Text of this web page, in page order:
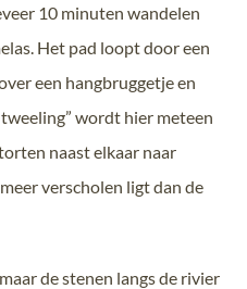
10 minuten wandelen
Het pad loopt door een
een hangbruggetje en
tweeling” wordt hier meteen
naast elkaar naar
verscholen ligt dan de
de stenen langs de rivier